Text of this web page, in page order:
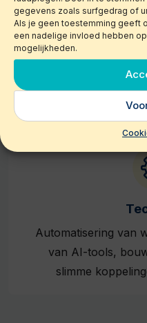
gegevens zoals surfgedrag of
Als je geen toestemming geeft
een nadelige invloed hebben
mogelijkheden.
Klant- &
Van
klantopvolging, wij
met jouw relaties
Automatisering van
van AI-tools,
slimme